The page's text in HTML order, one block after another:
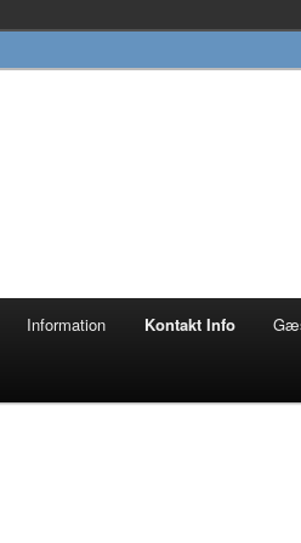
Information Kontakt Info